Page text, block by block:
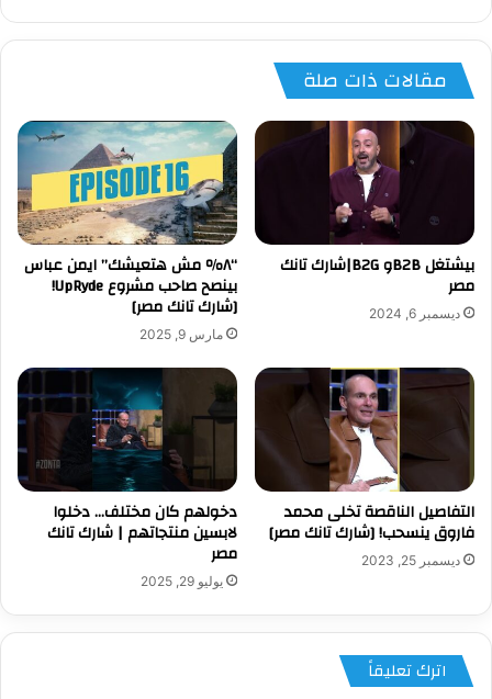
مقالات ذات صلة
بيشتغل B2Bو B2G|شارك تانك
مصر
ديسمبر 6, 2024
“٨٪؜ مش هتعيشك” ايمن عباس
بينصح صاحب مشروع UpRyde!
[شارك تانك مصر]
مارس 9, 2025
التفاصيل الناقصة تخلى محمد
فاروق ينسحب! [شارك تانك مصر]
ديسمبر 25, 2023
دخولهم كان مختلف… دخلوا
لابسين منتجاتهم | شارك تانك
مصر
يوليو 29, 2025
اترك تعليقاً